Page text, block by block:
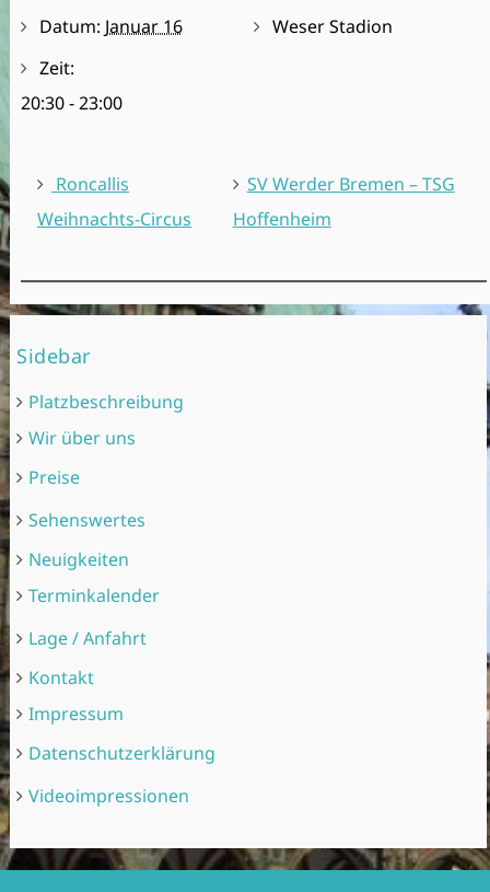
Datum: Januar 16
Zeit:
20:30 - 23:00
Weser Stadion
Roncallis
Weihnachts-Circus
SV Werder Bremen – TSG
Hoffenheim
Sidebar
Platzbeschreibung
Wir über uns
Preise
Sehenswertes
Neuigkeiten
Terminkalender
Lage / Anfahrt
Kontakt
Impressum
Datenschutzerklärung
Videoimpressionen